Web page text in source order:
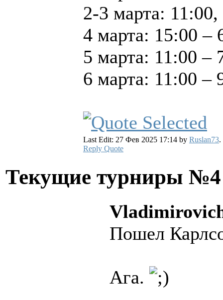
2-3 марта:
4 марта: 15:00 –
5 марта: 11:00 –
6 марта: 11:00 –
Last Edit: 27 Фев 2025 17:14 by Ruslan73.
Reply Quote
Текущие турниры
Пошел
Ага.